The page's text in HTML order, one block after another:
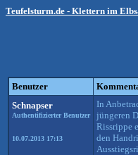
Teufelsturm.de - Klettern im
Benutzer
Schnapser
Authentifizierter Benutzer
10.07.2013 17:13
In
jüngeren
Rissrippe
den